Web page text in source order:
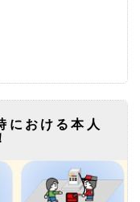
における本人